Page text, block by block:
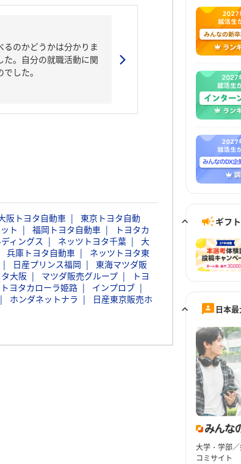
のかどうかは分かりま
。自分の就職活動に関
した。
阪トヨタ自動車
東京トヨタ自動
ト 福岡トヨタ自動車
トヨタカ
ィングス ネッツトヨタ千葉
大
兵庫トヨタ自動車
ネッツトヨタ東
日産プリンス福岡
東海マツダ販
大阪 マツダ販売グループ
トヨ
トヨタカローラ姫路
インプロブ
ホンダネットナラ
日産東京販売ホ
ギフ
日本
大学・学部
コミサイト